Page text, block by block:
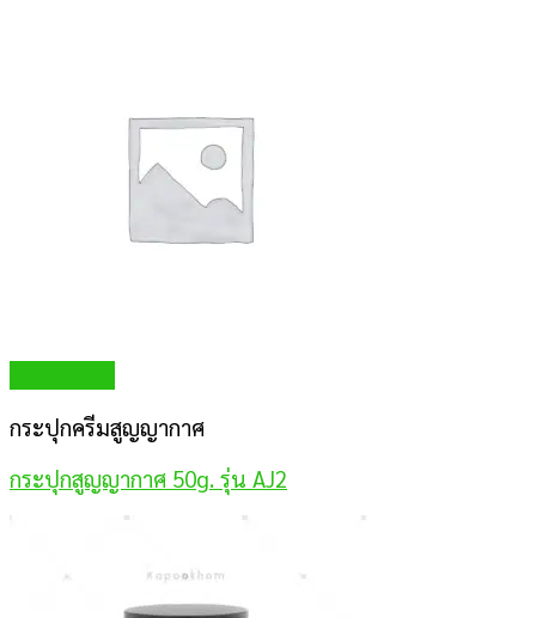
กระปุกครีมสูญญากาศ
กระปุกสูญญากาศ 50g. รุ่น AJ2